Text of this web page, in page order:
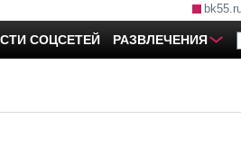
СОЦСЕТЕЙ РАЗВЛЕЧЕНИЯ